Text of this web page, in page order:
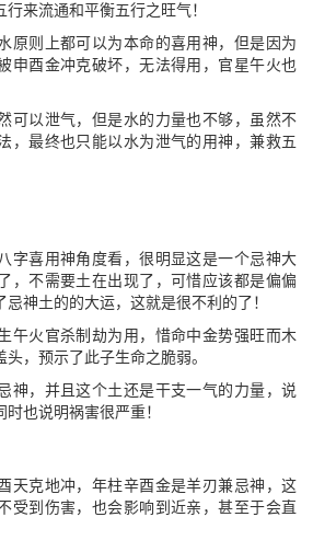
来流通和平衡五行之旺气！
原则上都可以为本命的喜用神，但是因为
申酉金冲克破坏，无法得用，官星午火也
可以泄气，但是水的力量也不够，虽然不
，最终也只能以水为泄气的用神，兼救五
字喜用神角度看，很明显这是一个忌神大
，不需要土在出现了，可惜应该都是偏偏
神土的的大运，这就是很不利的了！
午火官杀制劫为用，惜命中金势强旺而木
，预示了此子生命之脆弱。
神，并且这个土还是干支一气的力量，说
也说明祸害很严重！
天克地冲，年柱辛酉金是羊刃兼忌神，这
受到伤害，也会影响到近亲，甚至于会直